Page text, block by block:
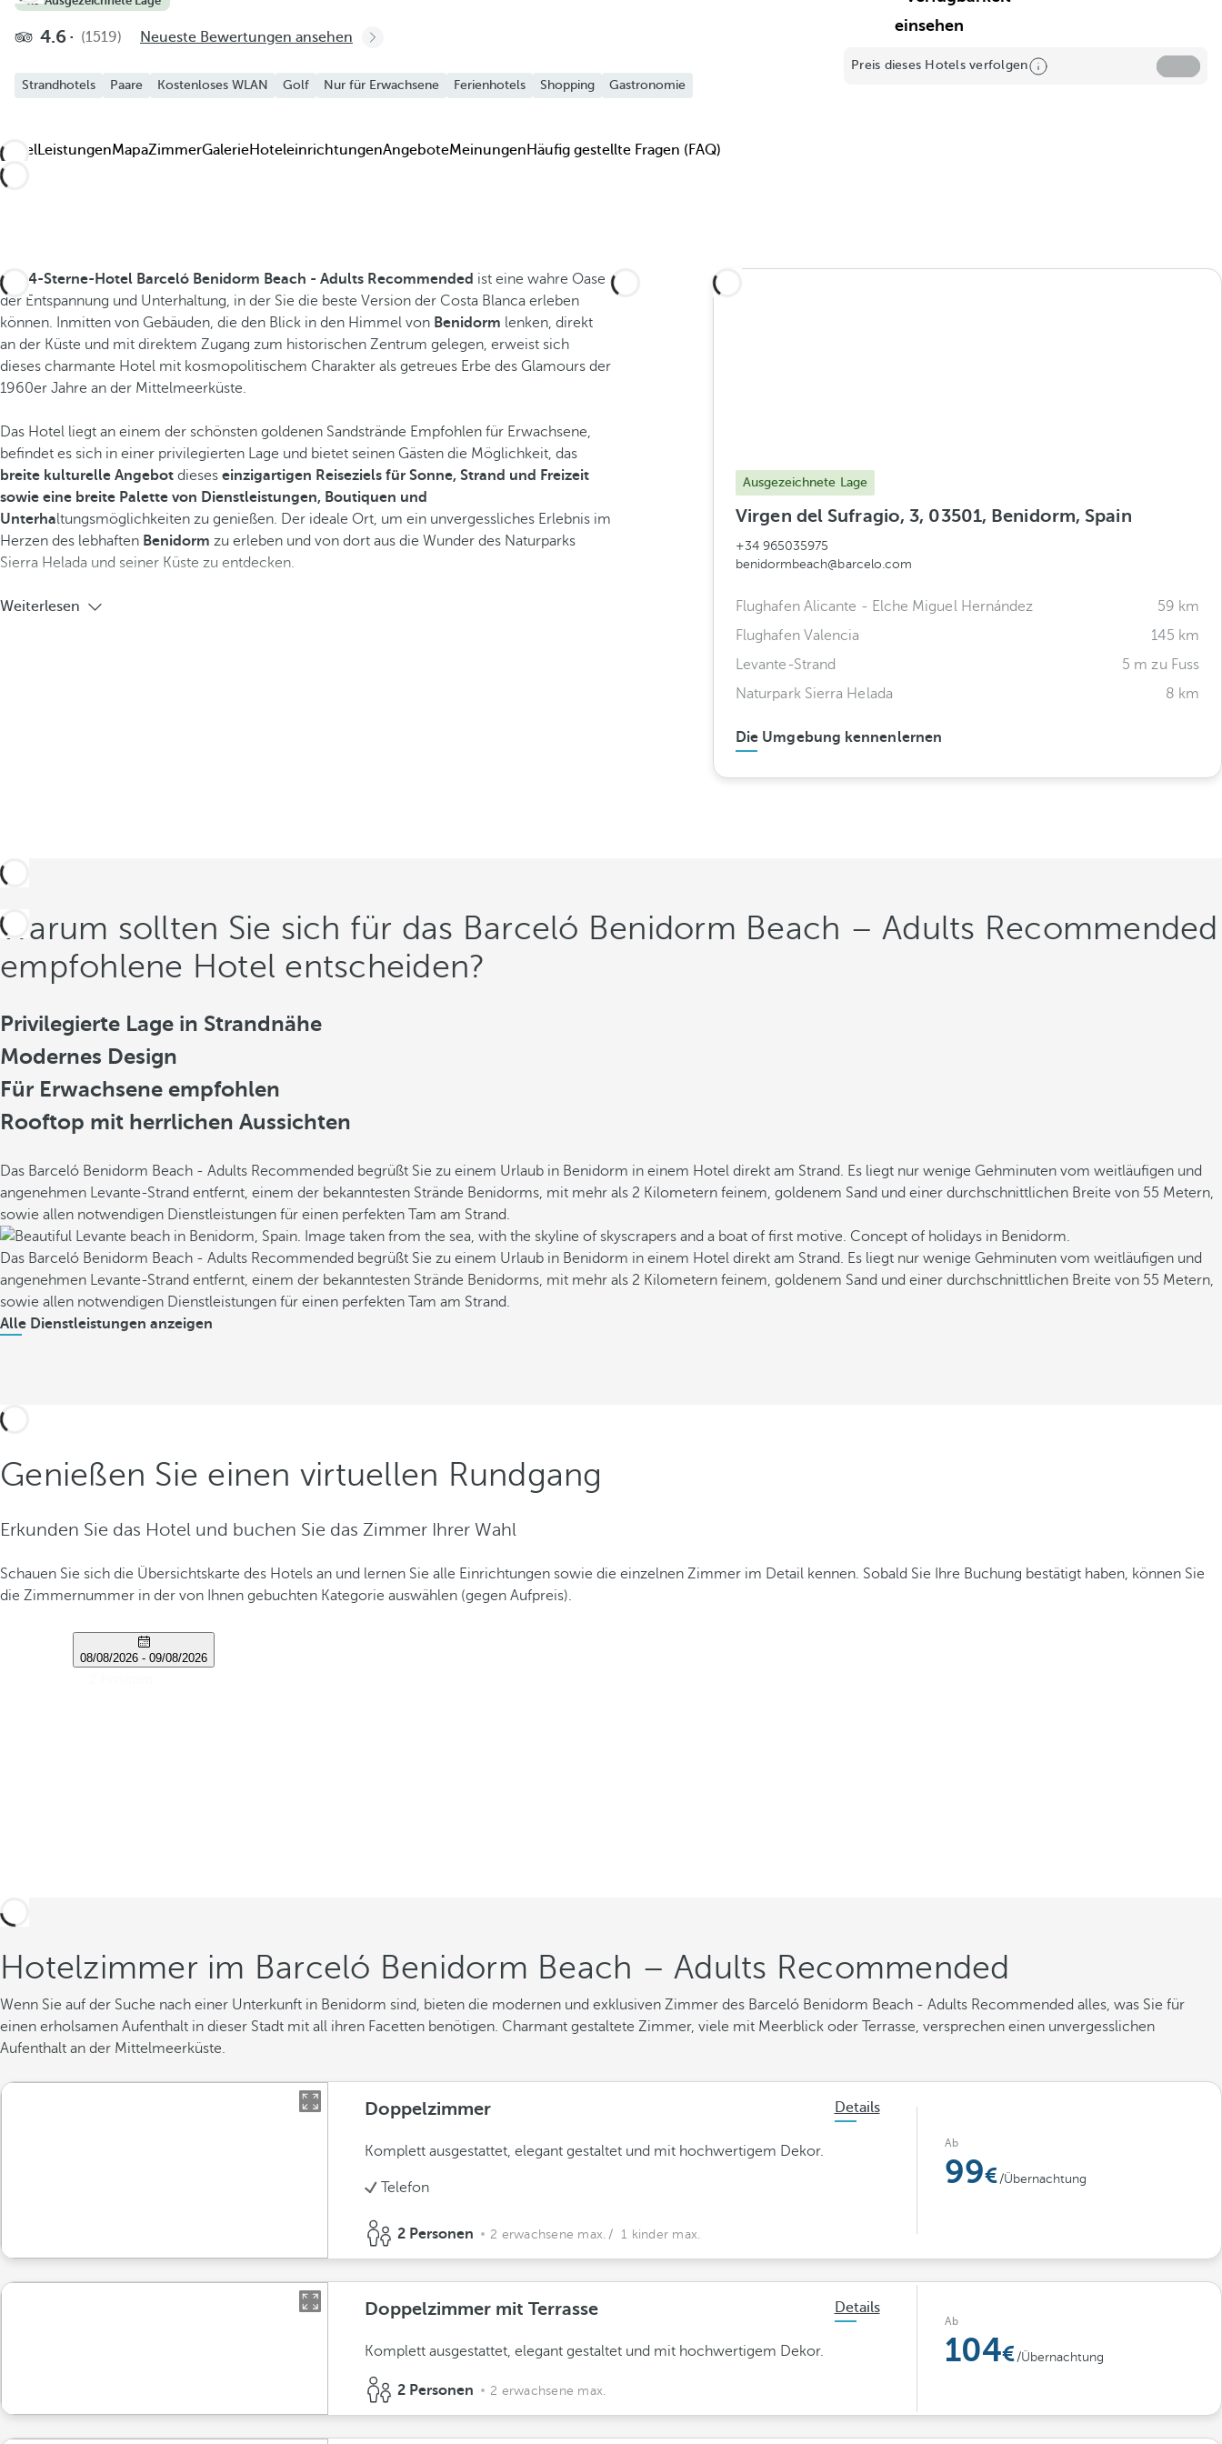
einsehen
Preis dieses Hotels verfolgen
4.6 (1519) Neueste Bewertungen ansehen
Strandhotels Paare Kostenloses WLAN Golf Nur für Erwachsene Ferienhotels Shopping Gastronomie
HotelLeistungenMapaZimmerGalerieHoteleinrichtungenAngeboteMeinungen Häufig gestellte Fragen (FAQ)
Das 4-Sterne-Hotel Barceló Benidorm Beach - Adults Recommended ist eine wahre Oase
der Entspannung und Unterhaltung, in der Sie die beste Version der Costa Blanca erleben
können. Inmitten von Gebäuden, die den Blick in den Himmel von Benidorm lenken, direkt
an der Küste und mit direktem Zugang zum historischen Zentrum gelegen, erweist sich
dieses charmante Hotel mit kosmopolitischem Charakter als getreues Erbe des Glamours der
1960er Jahre an der Mittelmeerküste.
Das Hotel liegt an einem der schönsten goldenen Sandstrände Empfohlen für Erwachsene,
befindet es sich in einer privilegierten Lage und bietet seinen Gästen die Möglichkeit, das
breite kulturelle Angebot dieses einzigartigen Reiseziels für Sonne, Strand und Freizeit
sowie eine breite Palette von Dienstleistungen, Boutiquen und
Unterhaltungsmöglichkeiten zu genießen. Der ideale Ort, um ein unvergessliches Erlebnis im
Herzen des lebhaften Benidorm zu erleben und von dort aus die Wunder des Naturparks
Sierra Helada und seiner Küste zu entdecken.
Weiterlesen
Ausgezeichnete Lage
Virgen del Sufragio, 3, 03501, Benidorm, Spain
+34 965035975
benidormbeach@barcelo.com
Flughafen Alicante - Elche Miguel Hernández
59 km
Flughafen Valencia
145 km
Levante-Strand
5 m zu Fuss
Naturpark Sierra Helada
8 km
Die Umgebung kennenlernen
Warum sollten Sie sich für das Barceló Benidorm Beach – Adults Recommended
empfohlene Hotel entscheiden?
Privilegierte Lage in Strandnähe
Modernes Design
Für Erwachsene empfohlen
Rooftop mit herrlichen Aussichten
Das Barceló Benidorm Beach - Adults Recommended begrüßt Sie zu einem Urlaub in Benidorm in einem Hotel direkt am Strand. Es liegt nur wenige Gehminuten vom weitläufigen und
angenehmen Levante-Strand entfernt, einem der bekanntesten Strände Benidorms, mit mehr als 2 Kilometern feinem, goldenem Sand und einer durchschnittlichen Breite von 55 Metern,
sowie allen notwendigen Dienstleistungen für einen perfekten Tam am Strand.
Das Barceló Benidorm Beach - Adults Recommended begrüßt Sie zu einem Urlaub in Benidorm in einem Hotel direkt am Strand. Es liegt nur wenige Gehminuten vom weitläufigen und
angenehmen Levante-Strand entfernt, einem der bekanntesten Strände Benidorms, mit mehr als 2 Kilometern feinem, goldenem Sand und einer durchschnittlichen Breite von 55 Metern,
sowie allen notwendigen Dienstleistungen für einen perfekten Tam am Strand.
Alle Dienstleistungen anzeigen
Genießen Sie einen virtuellen Rundgang
Erkunden Sie das Hotel und buchen Sie das Zimmer Ihrer Wahl
Schauen Sie sich die Übersichtskarte des Hotels an und lernen Sie alle Einrichtungen sowie die einzelnen Zimmer im Detail kennen. Sobald Sie Ihre Buchung bestätigt haben, können Sie
die Zimmernummer in der von Ihnen gebuchten Kategorie auswählen (gegen Aufpreis).
Hotelzimmer im Barceló Benidorm Beach – Adults Recommended
Wenn Sie auf der Suche nach einer Unterkunft in Benidorm sind, bieten die modernen und exklusiven Zimmer des Barceló Benidorm Beach - Adults Recommended alles, was Sie für
einen erholsamen Aufenthalt in dieser Stadt mit all ihren Facetten benötigen. Charmant gestaltete Zimmer, viele mit Meerblick oder Terrasse, versprechen einen unvergesslichen
Aufenthalt an der Mittelmeerküste.
Doppelzimmer Details
Komplett ausgestattet, elegant gestaltet und mit hochwertigem Dekor.
Telefon
2 Personen 2 erwachsene max. / 1 kinder max.
Ab
99 /Übernachtung
Doppelzimmer mit Terrasse Details
Komplett ausgestattet, elegant gestaltet und mit hochwertigem Dekor.
2 Personen 2 erwachsene max.
Ab
104 /Übernachtung